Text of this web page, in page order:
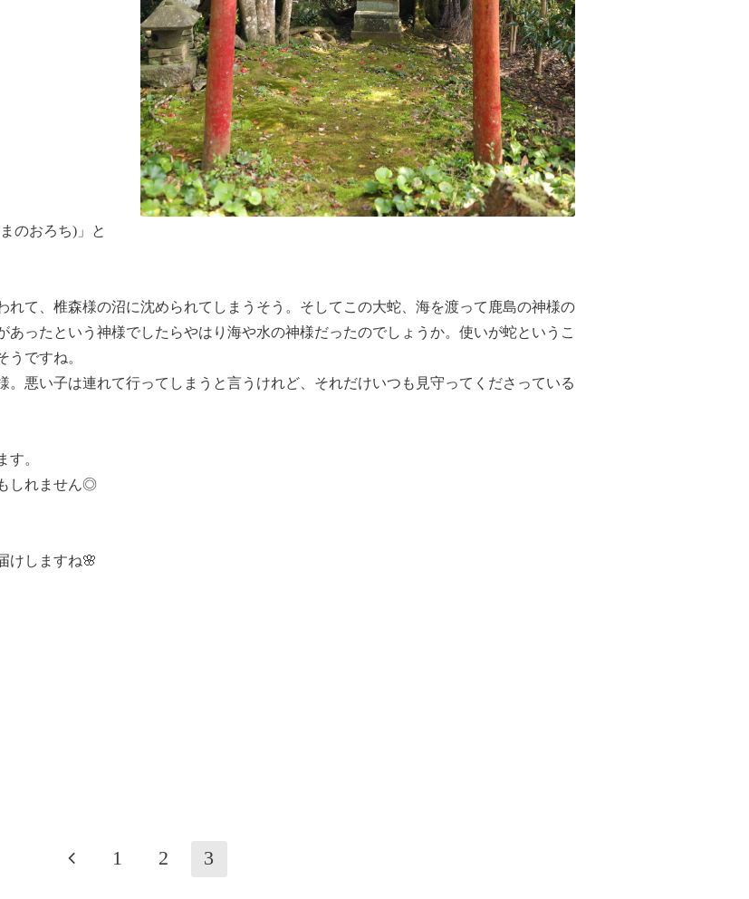
のおろち)」と
れて、椎森様の沼に沈められてしまうそう。そしてこの大蛇、海を渡って鹿島の神様の
あったという神様でしたらやはり海や水の神様だったのでしょうか。使いが蛇というこ
うですね。
悪い子は連れて行ってしまうと言うけれど、それだけいつも見守ってくださっている
す。
しれません◎
けしますね🌸
1 2 3